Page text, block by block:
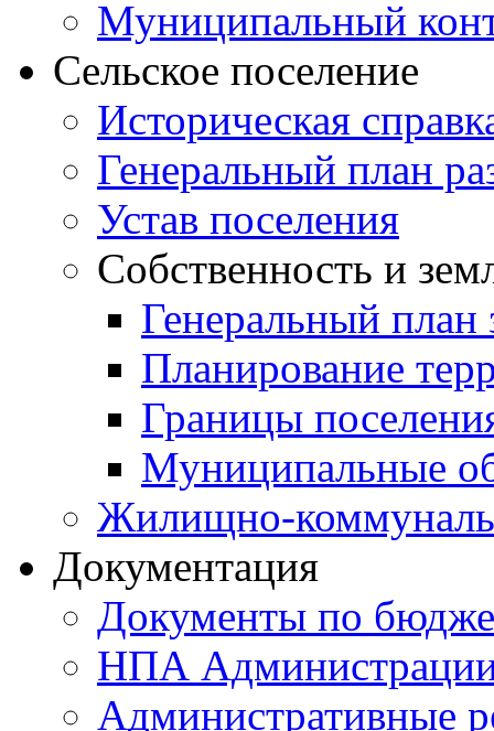
Муниципальный
Сельское поселение
Историческая
Генеральный план
Устав поселения
Собственность и
Генеральный план
Планирование
Границы
Муниципальные
Жилищно-
Документация
Документы по
НПА
Административные